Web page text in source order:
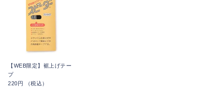
【WEB限定】裾上げテー
プ
220円 （税込）